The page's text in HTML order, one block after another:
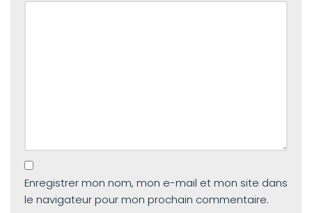
Enregistrer mon nom, mon e-mail et mon site dans
le navigateur pour mon prochain commentaire.